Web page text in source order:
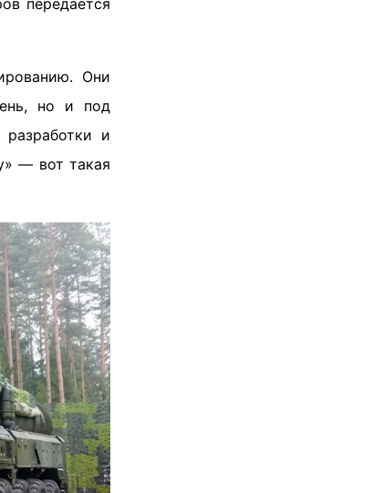
передается
Они
но и под
и
— вот такая